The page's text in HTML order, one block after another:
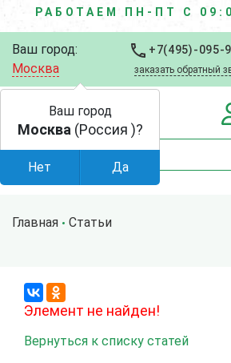
РАБОТАЕМ ПН-ПТ С
Ваш город:
Москва
+7(495)-095-
заказать обратный
Главная Статьи
Элемент не найден!
Вернуться к списку статей
Ваш город
Москва (Россия )?
Нет Да